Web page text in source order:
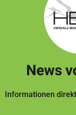
News
Informationen